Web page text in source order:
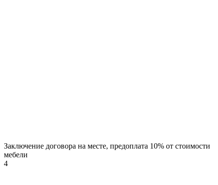
Заключение договора на месте, предоплата 10% от стоимости
мебели
4